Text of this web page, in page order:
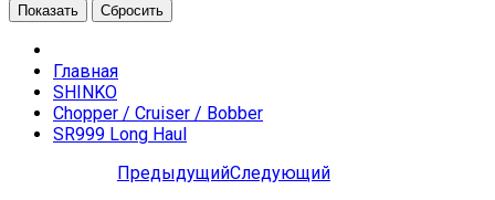
Показать Сбросить
Главная
SHINKO
Chopper / Cruiser / Bobber
SR999 Long Haul
ПредыдущийСледующий